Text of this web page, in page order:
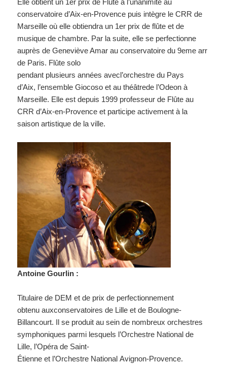
Elle obtient un 1er prix de Flûte à l’unanimité au
conservatoire d’Aix-en-Provence puis intègre le CRR de
Marseille où elle obtiendra un 1er prix de flûte et de
musique de chambre. Par la suite, elle se perfectionne
auprès de Geneviève Amar au conservatoire du 9eme arr
de Paris. Flûte solo
pendant plusieurs années avecl’orchestre du Pays
d’Aix, l’ensemble Giocoso et au théâtrede l’Odeon à
Marseille. Elle est depuis 1999 professeur de Flûte au
CRR d’Aix-en-Provence et participe activement à la
saison artistique de la ville.
Antoine Gourlin :
Titulaire de DEM et de prix de perfectionnement
obtenu auxconservatoires de Lille et de Boulogne-
Billancourt. Il se produit au sein de nombreux orchestres
symphoniques parmi lesquels l’Orchestre National de
Lille, l’Opéra de Saint-
Étienne et l’Orchestre National Avignon-Provence.